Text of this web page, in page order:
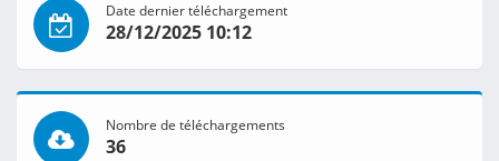
Date dernier téléchargement
28/12/2025 10:12
Nombre de téléchargements
36